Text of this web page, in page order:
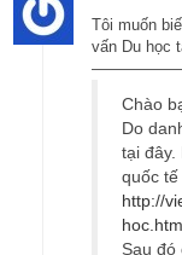
Tôi muốn
vấn Du học
Chào
Do
tại đây.
quốc
http://
Sau đó